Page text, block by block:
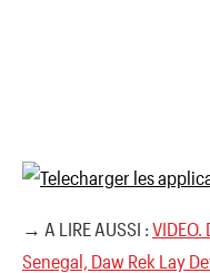
→ A LIRE AUSSI :
Senegal, Daw Rek Lay